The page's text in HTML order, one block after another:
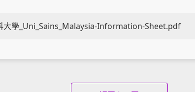
大學_Uni_Sains_Malaysia-Information-Sheet.pdf